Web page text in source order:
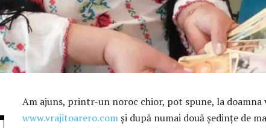
Am ajuns, printr-un noroc chior, pot spune, la doamna
www.vrajitoarero.comşi după numai două şedinţe de